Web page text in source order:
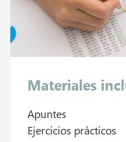
Materiales
Apuntes
Ejercicios prácticos